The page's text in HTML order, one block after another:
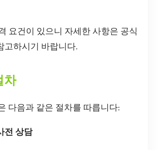
요건이 있으니 자세한 사항은 공식
고하시기 바랍니다.
차
다음과 같은 절차를 따릅니다:
전 상담